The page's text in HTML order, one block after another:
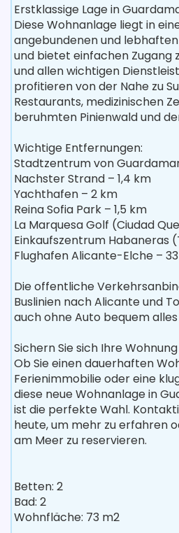
Erstklassige Lage in
Diese Wohnanlage liegt in
angebundenen und
und bietet einfachen Zugang
und allen wichtigen
profitieren von der Nahe zu
Restaurants, medizinischen
beruhmten Pinienwald und
Wichtige Entfernungen:
Stadtzentrum von
Nachster Strand – 1,4 km
Yachthafen – 2 km
Reina Sofia Park – 1,5 km
La Marquesa Golf (Ciudad
Einkaufszentrum Habaneras
Flughafen Alicante-Elche –
Die offentliche
Buslinien nach Alicante und
auch ohne Auto bequem
Sichern Sie sich Ihre
Ob Sie einen dauerhaften
Ferienimmobilie oder eine
diese neue Wohnanlage in
ist die perfekte Wahl.
heute, um mehr zu erfahren
am Meer zu reservieren.
Betten: 2
Bad: 2
Wohnfläche: 73 m2